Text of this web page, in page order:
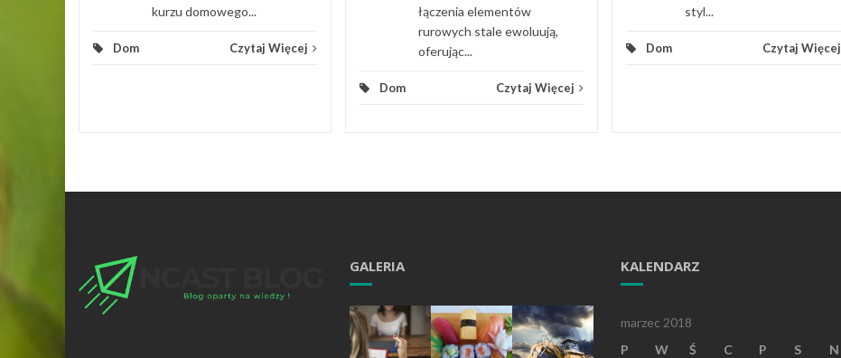
kurzu domowego...
Dom Czytaj Więcej
łączenia elementów
rurowych stale ewoluują,
oferując...
Dom Czytaj Więcej
styl...
Dom Czytaj Więcej
GALERIA KALENDARZ
marzec 2018
P
W Ś C P S N